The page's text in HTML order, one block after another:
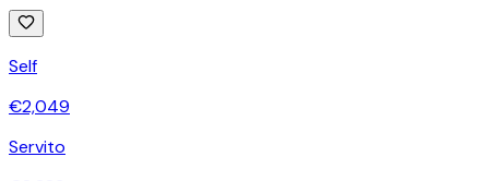
Self
€2,049
Servito